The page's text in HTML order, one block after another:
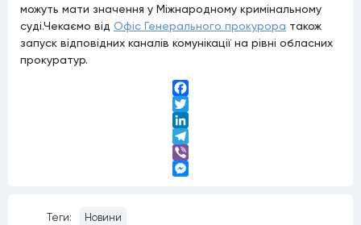
можуть мати значення у Міжнародному кримінальному
суді.Чекаємо від Офіс Генерального прокурора також
запуск відповідних каналів комунікації на рівні обласних
прокуратур.
Facebook
Twitter
LinkedIn
Telegram
Viber
Теги: Новини